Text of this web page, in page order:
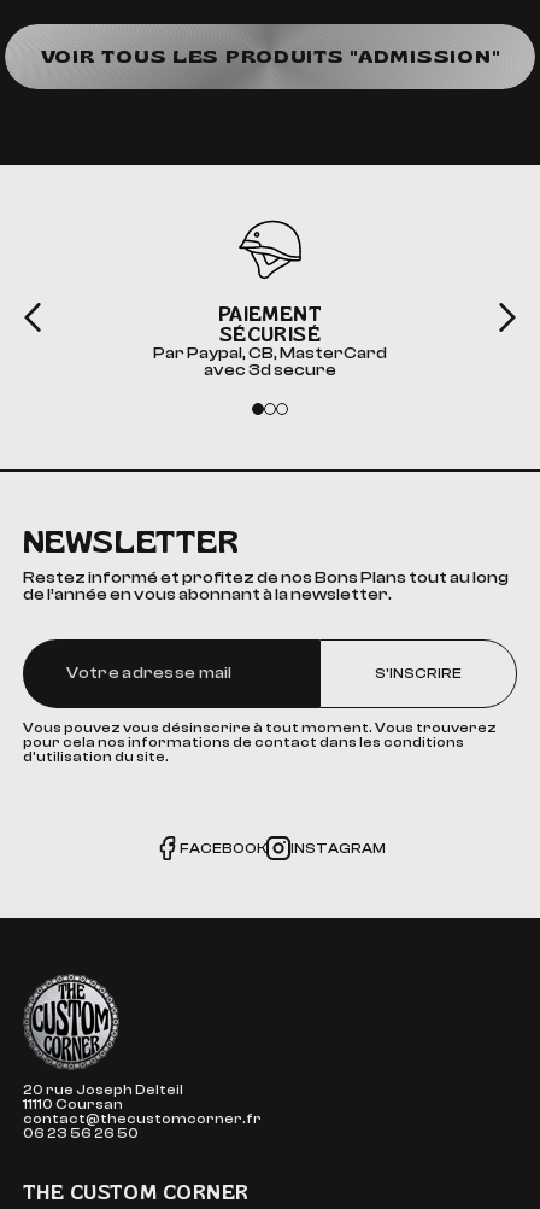
VOIR TOUS LES PRODUITS "ADMISSION"
PAIEMENT
SÉCURISÉ
Par Paypal, CB, MasterCard
avec 3d secure
NEWSLETTER
Restez informé et profitez de nos Bons Plans tout au long
de l’année en vous abonnant à la newsletter.
S'INSCRIRE
Vous pouvez vous désinscrire à tout moment. Vous trouverez
pour cela nos informations de contact dans les conditions
d'utilisation du site.
FACEBOOK INSTAGRAM
The Custom Corner
20 rue Joseph Delteil
11110 Coursan
contact@thecustomcorner.fr
06 23 56 26 50
THE CUSTOM CORNER